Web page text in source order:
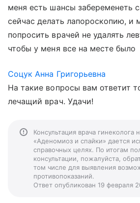
меня есть шансы забеременеть
сейчас делать лапороскопию, и
попросить врачей не удалять
чтобы у меня все на месте было
Соцук Анна Григорьевна
На такие вопросы вам ответит
лечащий врач. Удачи!
Консультация врача гинеколога
«Аденомиоз и спайки» дается
справочных целях. По итогам
консультации, пожалуйста,
том числе для выявления
противопоказаний.
Ответ опубликован 19 февраля